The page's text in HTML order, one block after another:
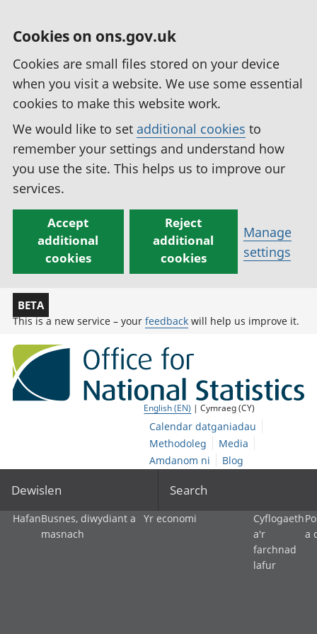
Cookies on ons.gov.uk
Cookies are small files stored on your device
when you visit a website. We use some essential
cookies to make this website work.
We would like to set additional cookies to
remember your settings and understand how
you use the site. This helps us to improve our
services.
Accept
additional
cookies
Reject
additional
cookies
Manage
settings
BETA
This is a new service – your feedback will help us improve it.
English (EN) | Cymraeg (CY)
Calendar datganiadau
Methodoleg
Media
Amdanom ni
Blog
Dewislen Search
HafanBusnes, diwydiant a
masnach
Yr economi
Cyflogaeth
a'r
farchnad
lafur
a